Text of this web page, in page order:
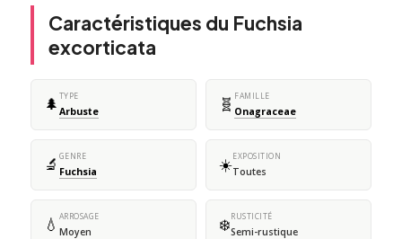
Caractéristiques du Fuchsia
excorticata
🌲 TYPE
Arbuste 🧬 FAMILLE
Onagraceae
🔬 GENRE
Fuchsia ☀️EXPOSITION
Toutes
💧 ARROSAGE
Moyen ❄️RUSTICITÉ
Semi-rustique